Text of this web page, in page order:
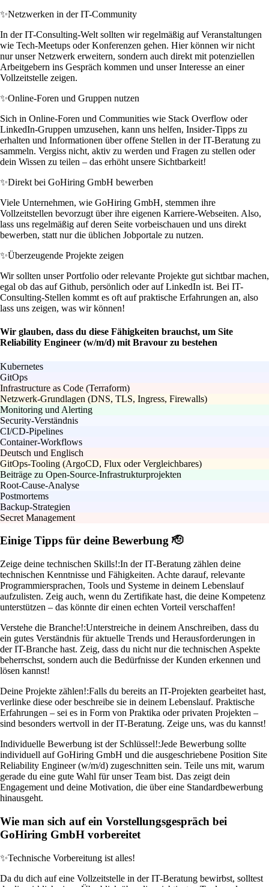
✨Netzwerken in der IT-Community
In der IT-Consulting-Welt sollten wir regelmäßig auf Veranstaltungen
wie Tech-Meetups oder Konferenzen gehen. Hier können wir nicht
nur unser Netzwerk erweitern, sondern auch direkt mit potenziellen
Arbeitgebern ins Gespräch kommen und unser Interesse an einer
Vollzeitstelle zeigen.
✨Online-Foren und Gruppen nutzen
Sich in Online-Foren und Communities wie Stack Overflow oder
LinkedIn-Gruppen umzusehen, kann uns helfen, Insider-Tipps zu
erhalten und Informationen über offene Stellen in der IT-Beratung zu
sammeln. Vergiss nicht, aktiv zu werden und Fragen zu stellen oder
dein Wissen zu teilen – das erhöht unsere Sichtbarkeit!
✨Direkt bei GoHiring GmbH bewerben
Viele Unternehmen, wie GoHiring GmbH, stemmen ihre
Vollzeitstellen bevorzugt über ihre eigenen Karriere-Webseiten. Also,
lass uns regelmäßig auf deren Seite vorbeischauen und uns direkt
bewerben, statt nur die üblichen Jobportale zu nutzen.
✨Überzeugende Projekte zeigen
Wir sollten unser Portfolio oder relevante Projekte gut sichtbar machen,
egal ob das auf Github, persönlich oder auf LinkedIn ist. Bei IT-
Consulting-Stellen kommt es oft auf praktische Erfahrungen an, also
lass uns zeigen, was wir können!
Wir glauben, dass du diese Fähigkeiten brauchst, um Site
Reliability Engineer (w/m/d) mit Bravour zu bestehen
Kubernetes
GitOps
Infrastructure as Code (Terraform)
Netzwerk-Grundlagen (DNS, TLS, Ingress, Firewalls)
Monitoring und Alerting
Security-Verständnis
CI/CD-Pipelines
Container-Workflows
Deutsch und Englisch
GitOps-Tooling (ArgoCD, Flux oder Vergleichbares)
Beiträge zu Open-Source-Infrastrukturprojekten
Root-Cause-Analyse
Postmortems
Backup-Strategien
Secret Management
Einige Tipps für deine Bewerbung 🫡
Zeige deine technischen Skills!:In der IT-Beratung zählen deine
technischen Kenntnisse und Fähigkeiten. Achte darauf, relevante
Programmiersprachen, Tools und Systeme in deinem Lebenslauf
aufzulisten. Zeig auch, wenn du Zertifikate hast, die deine Kompetenz
unterstützen – das könnte dir einen echten Vorteil verschaffen!
Verstehe die Branche!:Unterstreiche in deinem Anschreiben, dass du
ein gutes Verständnis für aktuelle Trends und Herausforderungen in
der IT-Branche hast. Zeig, dass du nicht nur die technischen Aspekte
beherrschst, sondern auch die Bedürfnisse der Kunden erkennen und
lösen kannst!
Deine Projekte zählen!:Falls du bereits an IT-Projekten gearbeitet hast,
verlinke diese oder beschreibe sie in deinem Lebenslauf. Praktische
Erfahrungen – sei es in Form von Praktika oder privaten Projekten –
sind besonders wertvoll in der IT-Beratung. Zeige uns, was du kannst!
Individuelle Bewerbung ist der Schlüssel!:Jede Bewerbung sollte
individuell auf GoHiring GmbH und die ausgeschriebene Position Site
Reliability Engineer (w/m/d) zugeschnitten sein. Teile uns mit, warum
gerade du eine gute Wahl für unser Team bist. Das zeigt dein
Engagement und deine Motivation, die über eine Standardbewerbung
hinausgeht.
Wie man sich auf ein Vorstellungsgespräch bei
GoHiring GmbH vorbereitet
✨Technische Vorbereitung ist alles!
Da du dich auf eine Vollzeitstelle in der IT-Beratung bewirbst, solltest